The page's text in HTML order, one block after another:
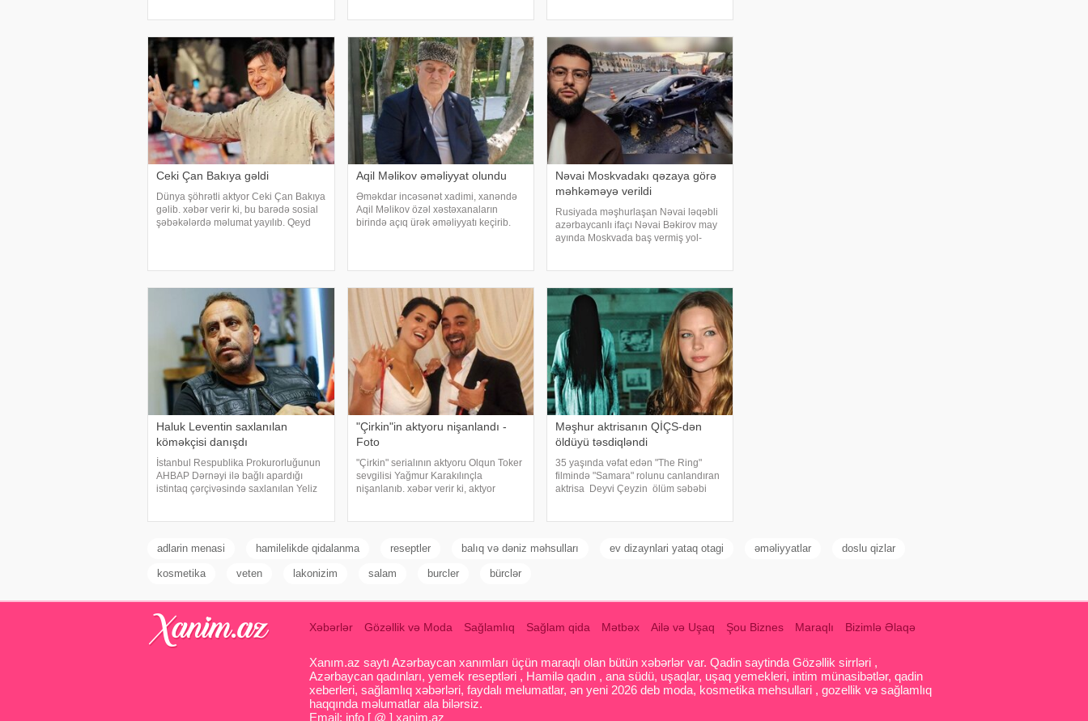
İstanbuldak
Ceki Çan Bakıya gəldi
Dünya şöhrətli aktyor Ceki Çan Bakıya
gəlib. xəbər verir ki, bu barədə sosial
şəbəkələrdə məlumat yayılıb. Qeyd
Aqil Məlikov əməliyyat olundu
Əməkdar incəsənət xadimi, xanəndə
Aqil Məlikov özəl xəstəxanaların
birində açıq ürək əməliyyatı keçirib.
Nəvai Moskvadakı qəzaya görə
məhkəməyə verildi
Rusiyada məşhurlaşan Nəvai ləqəbli
azərbaycanlı ifaçı Nəvai Bəkirov may
ayında Moskvada baş vermiş yol-
məlumat yayıb
Haluk Leventin saxlanılan
köməkçisi danışdı
İstanbul Respublika Prokurorluğunun
AHBAP Dərnəyi ilə bağlı apardığı
istintaq çərçivəsində saxlanılan Yeliz
"Çirkin"in aktyoru nişanlandı -
Foto
"Çirkin" serialının aktyoru Olqun Toker
sevgilisi Yağmur Karakılınçla
nişanlanıb. xəbər verir ki, aktyor
Məşhur aktrisanın QİÇS-dən
öldüyü təsdiqləndi
35 yaşında vəfat edən "The Ring"
filmində "Samara" rolunu canlandıran
aktrisa Deyvi Çeyzin ölüm səbəbi
adlarin menasi hamilelikde qidalanma reseptler balıq və dəniz məhsulları ev dizaynlari yataq otagi əməliyyatlar doslu qizlar
kosmetika veten lakonizim salam burcler bürclər
Xəbərlər Gözəllik və Moda Sağlamlıq Sağlam qida Mətbəx Ailə və Uşaq Şou Biznes Maraqlı Bizimlə Əlaqə
Xanım.az saytı Azərbaycan xanımları üçün maraqlı olan bütün xəbərlər var. Qadin saytinda Gözəllik sirrləri ,
Azərbaycan qadınları, yemek reseptləri , Hamilə qadın , ana südü, uşaqlar, uşaq yemekleri, intim münasibətlər, qadin
xeberleri, sağlamlıq xəbərləri, faydalı melumatlar, ən yeni 2026 deb moda, kosmetika mehsullari , gozellik və sağlamlıq
haqqında məlumatlar ala bilərsiz.
Email: info [ @ ] xanim.az